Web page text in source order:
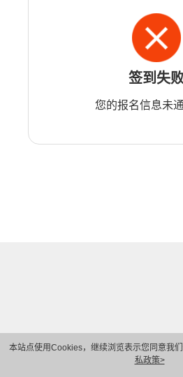
本站点使用Cookies，继续浏览表示您同意我
私政策>
签到失
您的报名信息未